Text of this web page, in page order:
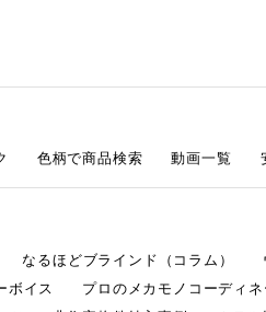
色柄で商品検索 動画一覧
なるほどブラインド（コラム）
ボイス プロのメカモノコーディネ